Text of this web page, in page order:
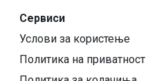
Сервиси
Услови за користење
Политика на приватност